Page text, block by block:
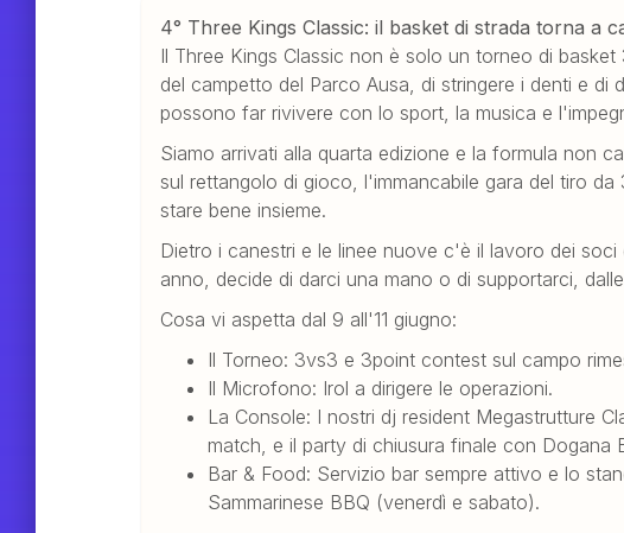
4° Three Kings Classic: il basket di strada torna a
Il Three Kings Classic non è solo un torneo di
del campetto del Parco Ausa, di stringere i denti e di
possono far rivivere con lo sport, la musica e
Siamo arrivati alla quarta edizione e la formula non
sul rettangolo di gioco, l'immancabile gara del tiro
stare bene insieme.
Dietro i canestri e le linee nuove c'è il lavoro dei
anno, decide di darci una mano o di supportarci,
Cosa vi aspetta dal 9 all'11 giugno:
Il Torneo: 3vs3 e 3point contest sul campo
Il Microfono: Irol a dirigere le operazioni.
La Console: I nostri dj resident Megastrutture
match, e il party di chiusura finale con Dogana
Bar & Food: Servizio bar sempre attivo e lo
Sammarinese BBQ (venerdì e sabato).